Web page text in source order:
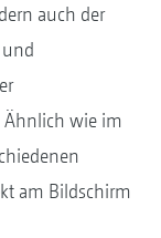
auch der
Ähnlich wie im
am Bildschirm